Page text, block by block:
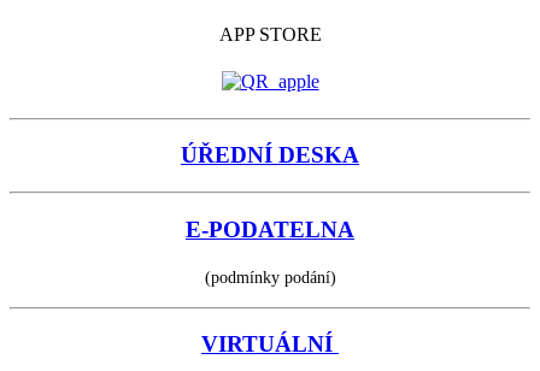
APP STORE
ÚŘEDNÍ DESKA
E-PODATELNA
(podmínky podání)
VIRTUÁLNÍ